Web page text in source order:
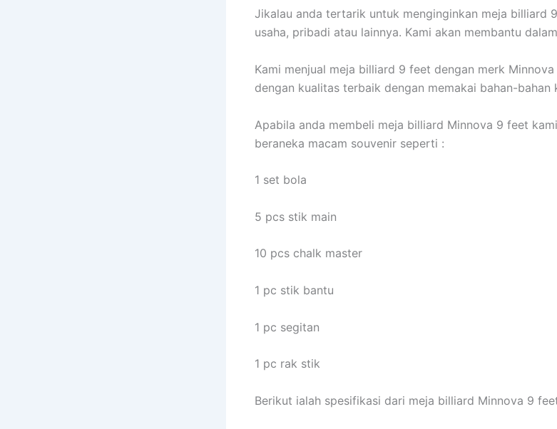
Jikalau anda tertarik untuk menginginkan meja billiard
usaha, pribadi atau lainnya. Kami akan membantu
Kami menjual meja billiard 9 feet dengan merk
dengan kualitas terbaik dengan memakai bahan-bahan
Apabila anda membeli meja billiard Minnova 9 feet
beraneka macam souvenir seperti :
1 set bola
5 pcs stik main
10 pcs chalk master
1 pc stik bantu
1 pc segitan
1 pc rak stik
Berikut ialah spesifikasi dari meja billiard Minnova 9